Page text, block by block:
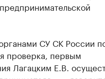
СУ СК России
проверка, первым
Лагацким Е.В.